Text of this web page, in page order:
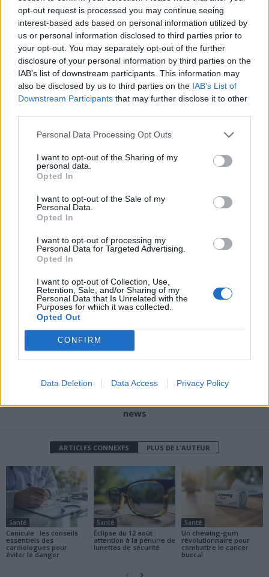
opt-out request is processed you may continue seeing
interest-based ads based on personal information utilized by
us or personal information disclosed to third parties prior to
your opt-out. You may separately opt-out of the further
disclosure of your personal information by third parties on the
IAB’s list of downstream participants. This information may
also be disclosed by us to third parties on the IAB’s List of
Downstream Participants that may further disclose it to other
Personal Data Processing Opt Outs
I want to opt-out of the Sharing of my
personal data.
Opted In
I want to opt-out of the Sale of my
Personal Data.
Opted In
I want to opt-out of processing my
Personal Data for Targeted Advertising.
Opted In
I want to opt-out of Collection, Use,
Retention, Sale, and/or Sharing of my
Personal Data that Is Unrelated with the
Purposes for which it was collected.
Opted Out
CONFIRM
Data Deletion Data Access Privacy Policy
Une recherche en constante évolution
Cette avancée représente une étape importante dans la lutte
contre ces maladies. Elle témoigne aussi du dynamisme de la
recherche française dans ce domaine. Les scientifiques
poursuivent leurs travaux pour confirmer le rôle exact de cette
La compréhension du microbiote évolue rapidement, laissant
entrevoir des solutions innovantes pour transformer la prise en
charge de ces maladies dans les années à venir.
Article précédent
Pourquoi votre liquide
vaisselle pourrait
vraiment nuire à votre
Votre téléphone détruit
votre peau sans que vous
news
ARTICLES CONNEXES PLUS DE L'AUTEUR
Santé
Canicule : les conseils
essentiels des
cardiologues pour
éviter le danger
Santé
Éclipse du 12 août :
attention à la pénurie de
lunettes de sécurité
Santé
Un chewing-gum
révolutionnaire pour
combattre le cancer
buccal